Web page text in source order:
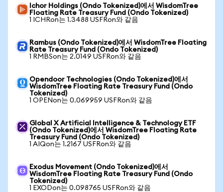
Ichor Holdings (Ondo Tokenized)에서 WisdomTree
Floating Rate Treasury Fund (Ondo Tokenized)
1 ICHRon는 1.3488 USFRon와 같음
Rambus (Ondo Tokenized)에서 WisdomTree Floating
Rate Treasury Fund (Ondo Tokenized)
1 RMBSon는 2.0149 USFRon와 같음
Opendoor Technologies (Ondo Tokenized)에서
WisdomTree Floating Rate Treasury Fund (Ondo
Tokenized)
1 OPENon는 0.069959 USFRon와 같음
Global X Artificial Intelligence & Technology ETF
(Ondo Tokenized)에서 WisdomTree Floating Rate
Treasury Fund (Ondo Tokenized)
1 AIQon는 1.2167 USFRon와 같음
Exodus Movement (Ondo Tokenized)에서
WisdomTree Floating Rate Treasury Fund (Ondo
Tokenized)
1 EXODon는 0.098765 USFRon와 같음